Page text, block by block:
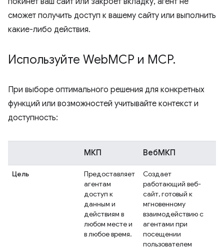
сможет получить доступ к вашему сайту или выполнить
какие-либо действия.
Используйте WebMCP и MCP.
При выборе оптимального решения для конкретных
функций или возможностей учитывайте контекст и
доступность:
МКП ВебМКП
Цель
Предоставляет
агентам
доступ к
данным и
действиям в
любом месте и
в любое время.
Создает
работающий веб-
сайт, готовый к
мгновенному
взаимодействию с
агентами при
посещении
пользователем